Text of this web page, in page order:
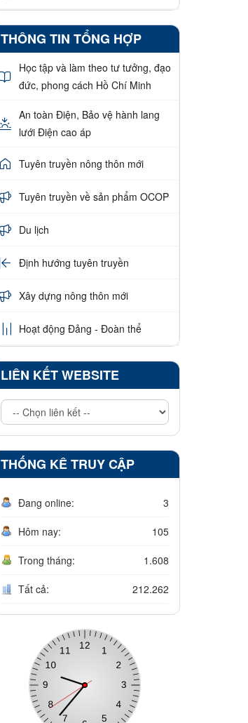
THÔNG TIN TỔNG HỢP
Học tập và làm theo tư tưởng, đạo
đức, phong cách Hồ Chí Minh
An toàn Điện, Bảo vệ hành lang
lưới Điện cao áp
Tuyên truyền nông thôn mới
Tuyên truyền về sản phẩm OCOP
Du lịch
Định hướng tuyên truyền
Xây dựng nông thôn mới
Hoạt động Đảng - Đoàn thể
LIÊN KẾT WEBSITE
THỐNG KÊ TRUY CẬP
Đang online: 3
Hôm nay: 105
Trong tháng: 1.608
Tất cả: 212.262